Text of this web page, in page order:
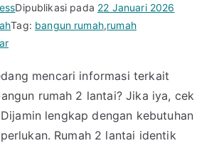
Dipublikasi pada 22 Januari 2026
Tag: bangun rumah,rumah
pada
Detail
Biaya
Bangun
Rumah
mencari informasi terkait
rumah 2 lantai? Jika iya, cek
lengkap dengan kebutuhan
Rumah 2 lantai identik